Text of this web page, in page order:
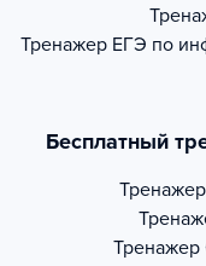
Тренажер ЕГЭ по
Бесплатный
Тренажер
Тренажер